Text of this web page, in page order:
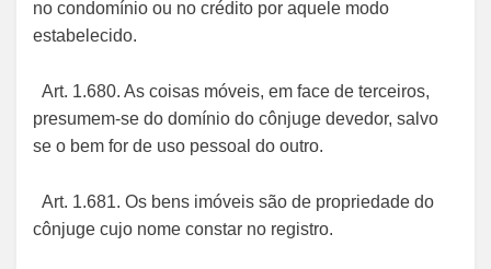
no condomínio ou no crédito por aquele modo
estabelecido.
Art. 1.680. As coisas móveis, em face de terceiros,
presumem-se do domínio do cônjuge devedor, salvo
se o bem for de uso pessoal do outro.
Art. 1.681. Os bens imóveis são de propriedade do
cônjuge cujo nome constar no registro.